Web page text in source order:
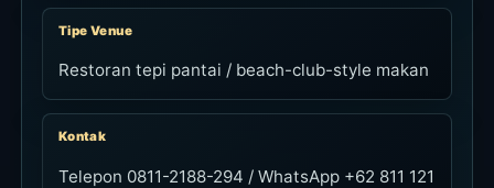
Tipe Venue
Restoran tepi pantai / beach-club-style makan
Kontak
Telepon 0811-2188-294 / WhatsApp +62 811 121